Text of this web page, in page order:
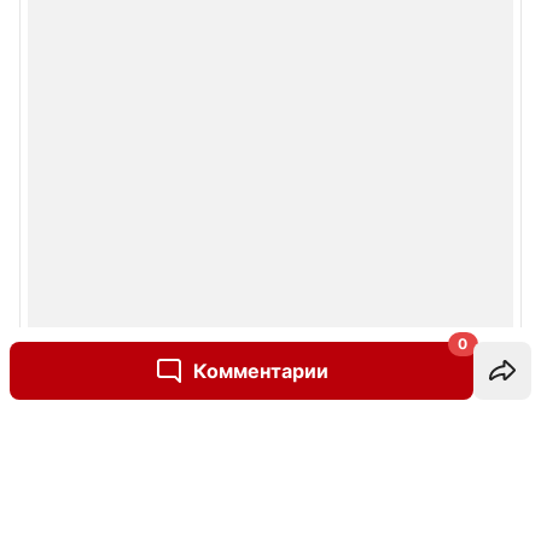
Комментарии
0